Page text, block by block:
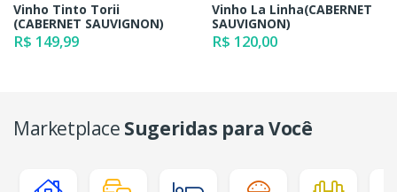
Vinho Tinto Torii
(CABERNET SAUVIGNON)
R$ 149,99
Vinho La Linha(CABERNET
SAUVIGNON)
R$ 120,00
Marketplace Sugeridas para Você